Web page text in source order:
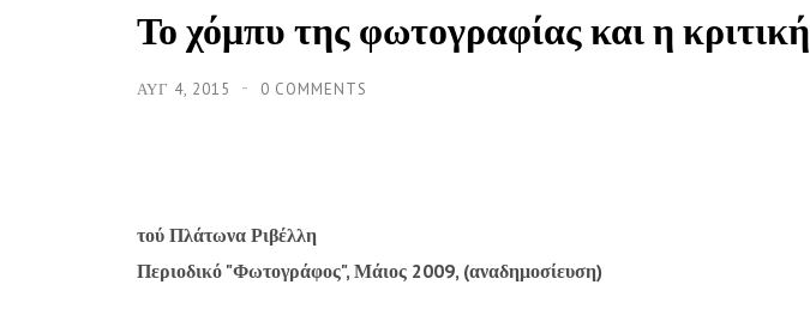
Το χόμπυ της φωτογραφίας και η κριτική
ΑΥΓ 4, 2015 0 COMMENTS
τού Πλάτωνα Ριβέλλη
Περιοδικό "Φωτογράφος", Μάιος 2009, (αναδημοσίευση)